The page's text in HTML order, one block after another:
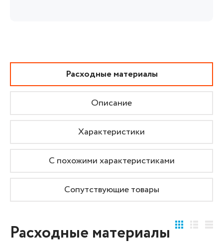
Расходные материалы
Описание
Характеристики
С похожими характеристиками
Сопутствующие товары
Расходные материалы